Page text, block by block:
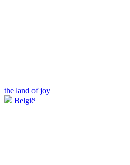
the land of joy
België